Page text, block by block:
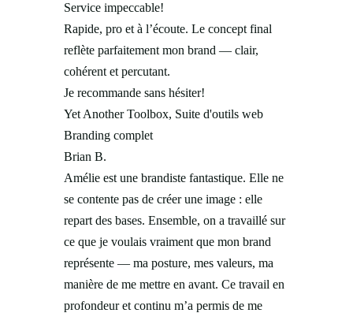
Service impeccable!
Rapide, pro et à l’écoute. Le concept final
reflète parfaitement mon brand — clair,
cohérent et percutant.
Je recommande sans hésiter!
Yet Another Toolbox, Suite d'outils web
Branding complet
Brian B.
Amélie est une brandiste fantastique. Elle ne
se contente pas de créer une image : elle
repart des bases. Ensemble, on a travaillé sur
ce que je voulais vraiment que mon brand
représente — ma posture, mes valeurs, ma
manière de me mettre en avant. Ce travail en
profondeur et continu m’a permis de me